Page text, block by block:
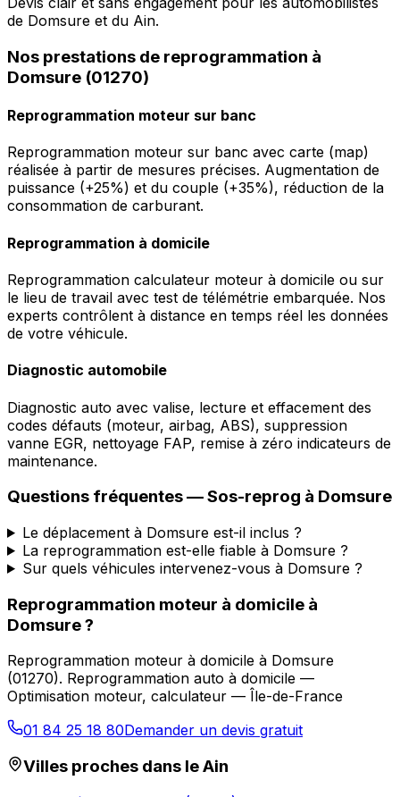
de Domsure et du Ain.
Nos prestations de reprogrammation à
Domsure (01270)
Reprogrammation moteur sur banc
Reprogrammation moteur sur banc avec carte (map)
réalisée à partir de mesures précises. Augmentation de
puissance (+25%) et du couple (+35%), réduction de la
consommation de carburant.
Reprogrammation à domicile
Reprogrammation calculateur moteur à domicile ou sur
le lieu de travail avec test de télémétrie embarquée. Nos
experts contrôlent à distance en temps réel les données
de votre véhicule.
Diagnostic automobile
Diagnostic auto avec valise, lecture et effacement des
codes défauts (moteur, airbag, ABS), suppression
vanne EGR, nettoyage FAP, remise à zéro indicateurs de
maintenance.
Questions fréquentes —Sos-reprog à Domsure
Le déplacement à Domsure est-il inclus ?
La reprogrammation est-elle fiable à Domsure ?
Sur quels véhicules intervenez-vous à Domsure ?
Reprogrammation moteur à domicile à
Domsure?
Reprogrammation moteur à domicile à Domsure
(01270). Reprogrammation auto à domicile —
Optimisation moteur, calculateur — Île-de-France
01 84 25 18 80Demander un devis gratuit
Villes proches dans leAin